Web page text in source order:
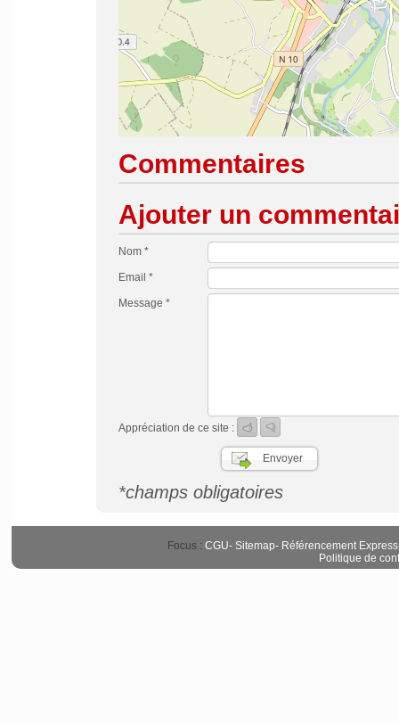
Commentaires
Ajouter un
Nom *
Email *
Message *
Appréciation de ce site :
*champs obligatoires
Focus : CGU- Sitemap- Référencement Express
Politique de